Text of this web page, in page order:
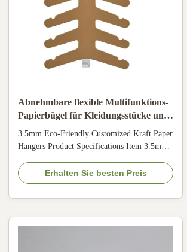
Abnehmbare flexible Multifunktions-
Papierbügel für Kleidungsstücke und
Bekleidungszubehör
3.5mm Eco-Friendly Customized Kraft Paper
Hangers Product Specifications Item 3.5mm
Material 100% recycled chipboard,
fiberboard, cardboard, FSC sustainable paper
material Color White, black, natural, kraft
Erhalten Sie besten Preis